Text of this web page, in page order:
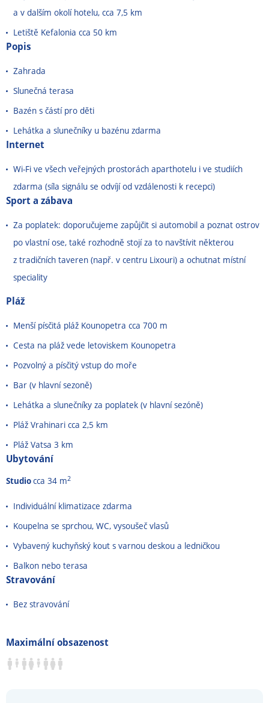
a v dalším okolí hotelu, cca 7,5 km
Letiště Kefalonia cca 50 km
Popis
Zahrada
Slunečná terasa
Bazén s částí pro děti
Lehátka a slunečníky u bazénu zdarma
Internet
Wi-Fi ve všech veřejných prostorách aparthotelu i ve studiích
zdarma (síla signálu se odvíjí od vzdálenosti k recepci)
Sport a zábava
Za poplatek: doporučujeme zapůjčit si automobil a poznat ostrov
po vlastní ose, také rozhodně stojí za to navštívit některou
z tradičních taveren (např. v centru Lixouri) a ochutnat místní
speciality
Pláž
Menší písčitá pláž Kounopetra cca 700 m
Cesta na pláž vede letoviskem Kounopetra
Pozvolný a písčitý vstup do moře
Bar (v hlavní sezoně)
Lehátka a slunečníky za poplatek (v hlavní sezóně)
Pláž Vrahinari cca 2,5 km
Pláž Vatsa 3 km
Ubytování
Studiocca 34 m2
Individuální klimatizace zdarma
Koupelna se sprchou, WC, vysoušeč vlasů
Vybavený kuchyňský kout s varnou deskou a ledničkou
Balkon nebo terasa
Stravování
Bez stravování
Maximální obsazenost